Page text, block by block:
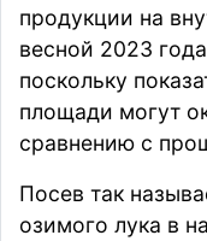
продукции на
весной 2023
поскольку
площади могут
сравнению с
Посев так
озимого лука в